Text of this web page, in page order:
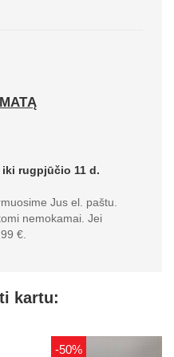
iki rugpjūčio 11 d.
Jus el. paštu.
nemokamai. Jei
€.
kartu:
-50%